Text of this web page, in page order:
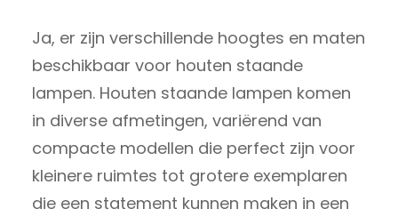
Ja, er zijn verschillende hoogtes en maten
beschikbaar voor houten staande
lampen. Houten staande lampen komen
in diverse afmetingen, variërend van
compacte modellen die perfect zijn voor
kleinere ruimtes tot grotere exemplaren
die een statement kunnen maken in een